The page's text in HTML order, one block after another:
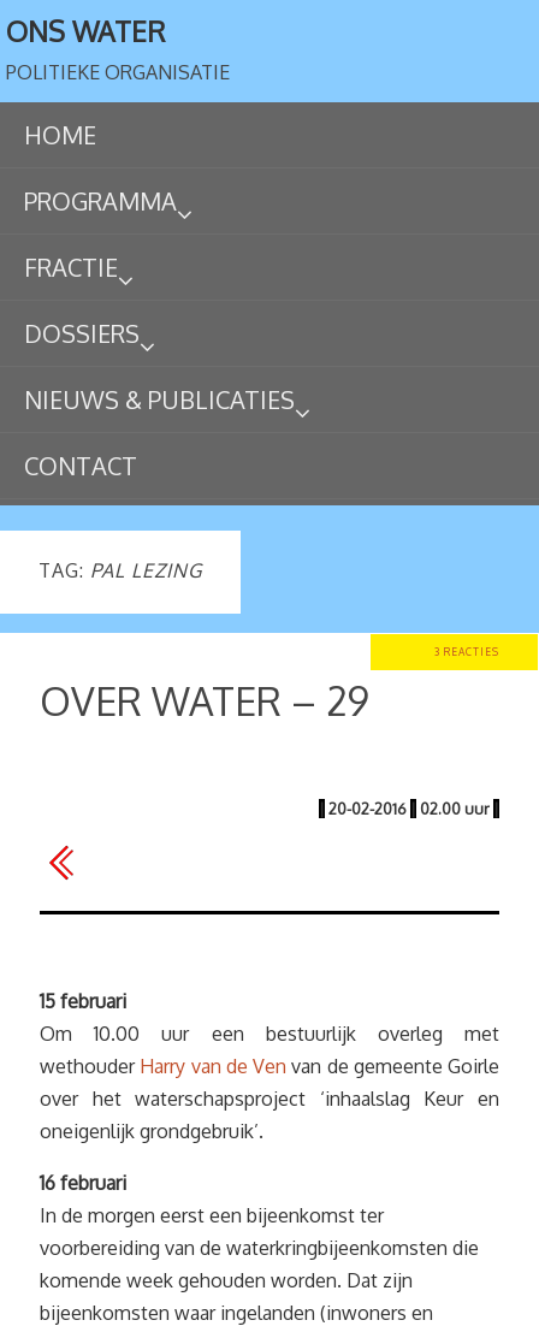
ONS WATER
POLITIEKE ORGANISATIE
HOME
PROGRAMMA
FRACTIE
DOSSIERS
NIEUWS & PUBLICATIES
CONTACT
TAG: PAL LEZING
3 REACTIES
OVER WATER – 29
| 20-02-2016 | 02.00 uur |
15 februari
Om 10.00 uur een bestuurlijk overleg met
wethouder Harry van de Ven van de gemeente Goirle
over het waterschapsproject ‘inhaalslag Keur en
oneigenlijk grondgebruik’.
16 februari
In de morgen eerst een bijeenkomst ter
voorbereiding van de waterkringbijeenkomsten die
komende week gehouden worden. Dat zijn
bijeenkomsten waar ingelanden (inwoners en